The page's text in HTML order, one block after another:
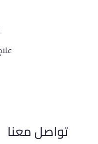
تواصل معنا